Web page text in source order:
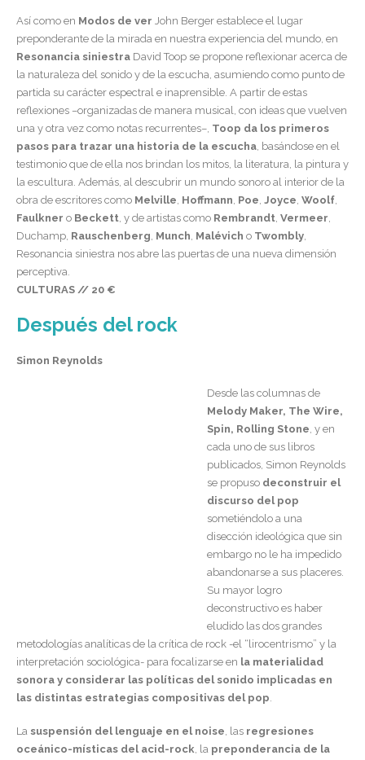
Así como en Modos de ver John Berger establece el lugar
preponderante de la mirada en nuestra experiencia del mundo, en
Resonancia siniestra David Toop se propone reflexionar acerca de
la naturaleza del sonido y de la escucha, asumiendo como punto de
partida su carácter espectral e inaprensible. A partir de estas
reflexiones –organizadas de manera musical, con ideas que vuelven
una y otra vez como notas recurrentes–, Toop da los primeros
pasos para trazar una historia de la escucha, basándose en el
testimonio que de ella nos brindan los mitos, la literatura, la pintura y
la escultura. Además, al descubrir un mundo sonoro al interior de la
obra de escritores como Melville, Hoffmann, Poe, Joyce, Woolf,
Faulkner o Beckett, y de artistas como Rembrandt, Vermeer,
Duchamp, Rauschenberg, Munch, Malévich o Twombly,
Resonancia siniestra nos abre las puertas de una nueva dimensión
perceptiva.
CULTURAS // 20 €
Después del rock
Simon Reynolds
Desde las columnas de
Melody Maker, The Wire,
Spin, Rolling Stone, y en
cada uno de sus libros
publicados, Simon Reynolds
se propuso deconstruir el
discurso del pop
sometiéndolo a una
disección ideológica que sin
embargo no le ha impedido
abandonarse a sus placeres.
Su mayor logro
deconstructivo es haber
eludido las dos grandes
metodologías analíticas de la crítica de rock -el “lirocentrismo” y la
interpretación sociológica- para focalizarse en la materialidad
sonora y considerar las políticas del sonido implicadas en
las distintas estrategias compositivas del pop.
La suspensión del lenguaje en el noise , las regresiones
oceánico-místicas del acid-rock , la preponderancia de la